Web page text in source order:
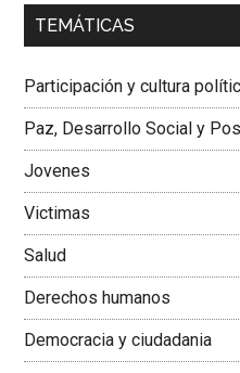
00:00
Dra. Carolina Corcho Mejía,
Colombiana
TEMÁTICAS
Participación y cultura
Paz, Desarrollo Social y
Jovenes
Victimas
Salud
Derechos humanos
Democracia y ciudadania